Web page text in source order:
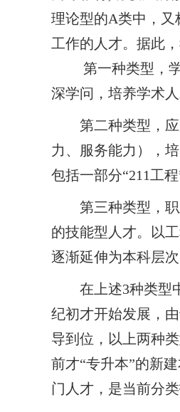
理论型的A类中，又
工作的人才。据此
第一种类型，学
深学问，培养学术
第二种类型，
力、服务能力），
包括一部分“211工
第三种类型，
的技能型人才。以
逐渐延伸为本科层
在上述3种类型
纪初才开始发展，
导到位，以上两种
前才“专升本”的新
门人才，是当前分类